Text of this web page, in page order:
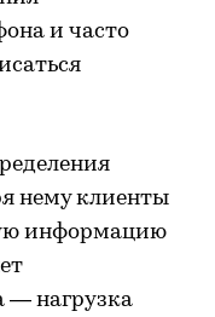
и часто
нему клиенты
информацию
— нагрузка